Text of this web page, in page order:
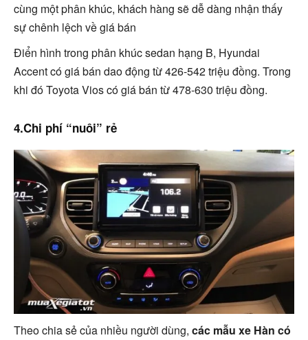
cùng một phân khúc, khách hàng sẽ dễ dàng nhận thấy
sự chênh lệch về giá bán
Điển hình trong phân khúc sedan hạng B, Hyundai
Accent có giá bán dao động từ 426-542 triệu đồng. Trong
khi đó Toyota Vios có giá bán từ 478-630 triệu đồng.
4.Chi phí “nuôi” rẻ
Theo chia sẻ của nhiều người dùng, các mẫu xe Hàn có